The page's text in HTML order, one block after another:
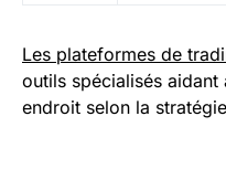
Les plateformes de
outils spécialisés
endroit selon la